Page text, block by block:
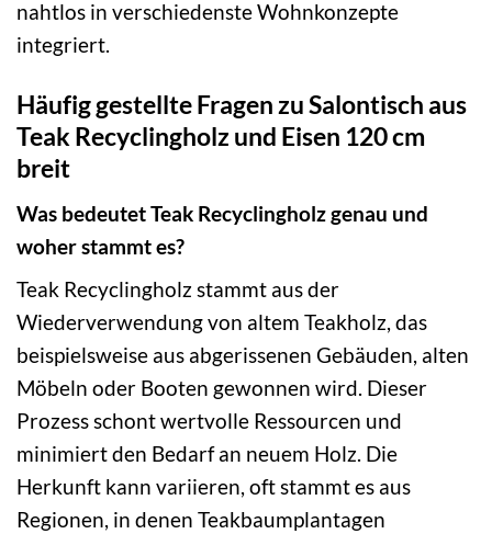
nahtlos in verschiedenste Wohnkonzepte
integriert.
Häufig gestellte Fragen zu Salontisch aus
Teak Recyclingholz und Eisen 120 cm
breit
Was bedeutet Teak Recyclingholz genau und
woher stammt es?
Teak Recyclingholz stammt aus der
Wiederverwendung von altem Teakholz, das
beispielsweise aus abgerissenen Gebäuden, alten
Möbeln oder Booten gewonnen wird. Dieser
Prozess schont wertvolle Ressourcen und
minimiert den Bedarf an neuem Holz. Die
Herkunft kann variieren, oft stammt es aus
Regionen, in denen Teakbaumplantagen